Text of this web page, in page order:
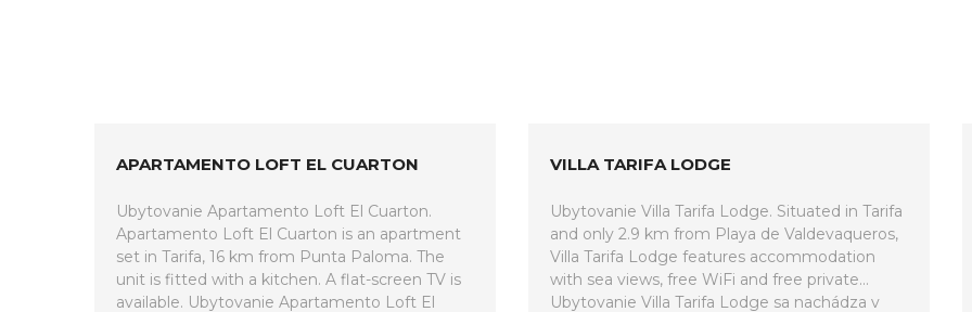
APARTAMENTO LOFT EL CUARTON
Ubytovanie Apartamento Loft El Cuarton.
Apartamento Loft El Cuarton is an apartment
set in Tarifa, 16 km from Punta Paloma. The
unit is fitted with a kitchen. A flat-screen TV is
available. Ubytovanie Apartamento Loft El
VILLA TARIFA LODGE
Ubytovanie Villa Tarifa Lodge. Situated in Tarifa
and only 2.9 km from Playa de Valdevaqueros,
Villa Tarifa Lodge features accommodation
with sea views, free WiFi and free private...
Ubytovanie Villa Tarifa Lodge sa nachádza v